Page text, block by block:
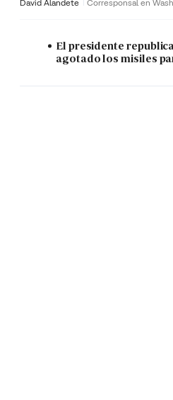
David Alandete Corresponsal en
El presidente
agotado los misiles